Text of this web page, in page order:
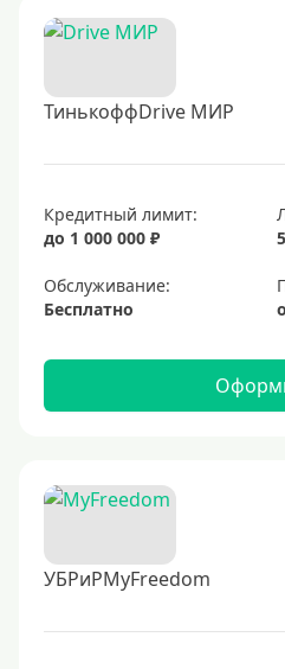
ТинькоффDrive МИР
Кредитный лимит:
до 1 000 000 ₽
Обслуживание:
Бесплатно
УБРиРMyFreedom